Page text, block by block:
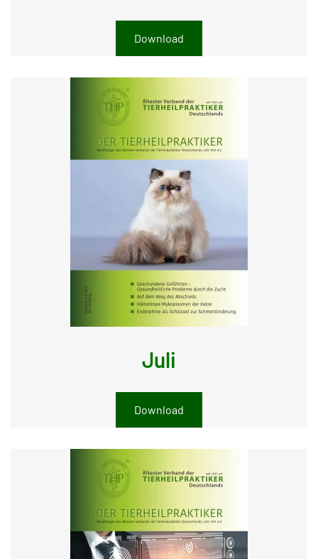
Download
Juli
Download